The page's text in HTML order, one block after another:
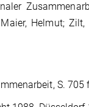
Helmut; Zilt,
S. 705